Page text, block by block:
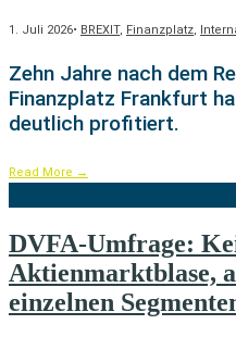
1. Juli 2026• BREXIT, Finanzplatz,
Zehn Jahre nach dem
Finanzplatz Frankfurt
deutlich profitiert.
Read More →
DVFA-Umfrage:
Aktienmarktblase,
einzelnen